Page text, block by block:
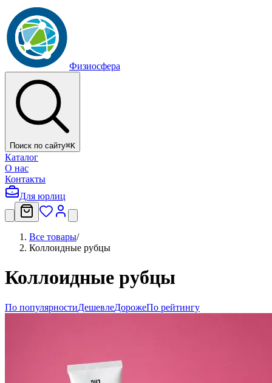
Физиосфера
Поиск по сайту⌘K
Каталог
О нас
Контакты
Для юрлиц
Все товары/
Коллоидные рубцы
Коллоидные рубцы
По популярностиДешевлеДорожеПо рейтингу